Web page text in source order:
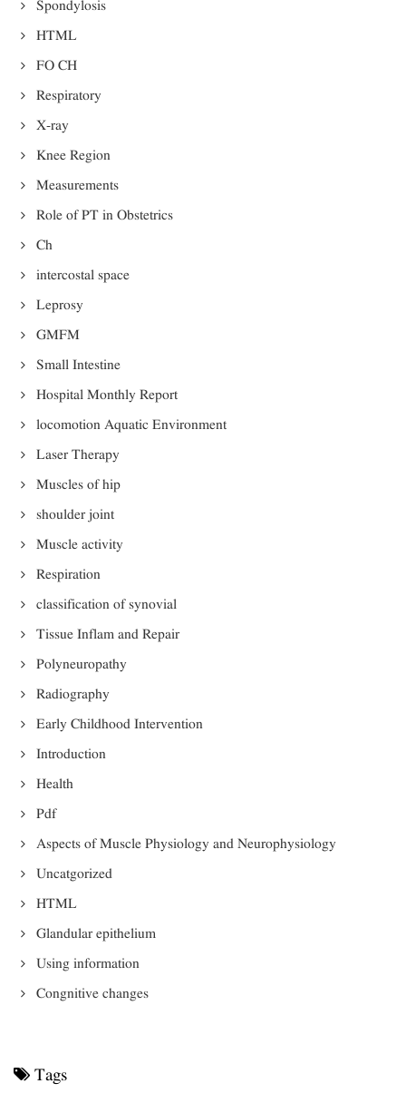
Spondylosis
HTML
FO CH
Respiratory
X-ray
Knee Region
Measurements
Role of PT in Obstetrics
Ch
intercostal space
Leprosy
GMFM
Small Intestine
Hospital Monthly Report
locomotion Aquatic Environment
Laser Therapy
Muscles of hip
shoulder joint
Muscle activity
Respiration
classification of synovial
Tissue Inflam and Repair
Polyneuropathy
Radiography
Early Childhood Intervention
Introduction
Health
Pdf
Aspects of Muscle Physiology and Neurophysiology
Uncatgorized
HTML
Glandular epithelium
Using information
Congnitive changes
Tags